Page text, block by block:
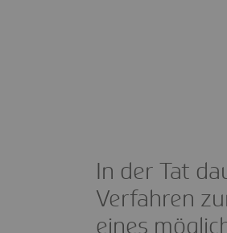
In der Tat
Verfahren
eines